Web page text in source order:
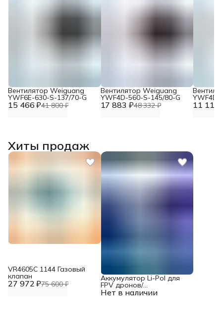
15 466 ₽41 800 ₽
Вентилятор Weiguang
YWF6E-630-S-137/70-G
17 883 ₽48 332 ₽
Вентилятор Weiguang
YWF4D-560-S-145/80-G
11 117
Хиты продаж
27 972 ₽75 600 ₽
VR4605С 1144 Газовый
клапан
Нет в наличии
Аккумулятор Li-Pol для
FPV дронов/
квадрокоптеров 23,1 В,